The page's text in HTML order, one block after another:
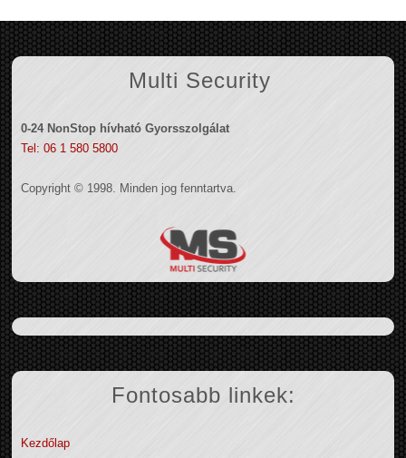
Multi Security
0-24 NonStop hívható Gyorsszolgálat
Tel: 06 1 580 5800
Copyright © 1998. Minden jog fenntartva.
Fontosabb linkek:
Kezdőlap